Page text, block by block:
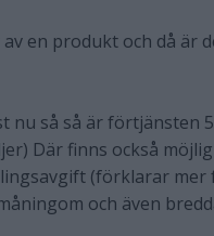
en produkt och då är
nu så så är förtjänsten
Där finns också
(förklarar
och även